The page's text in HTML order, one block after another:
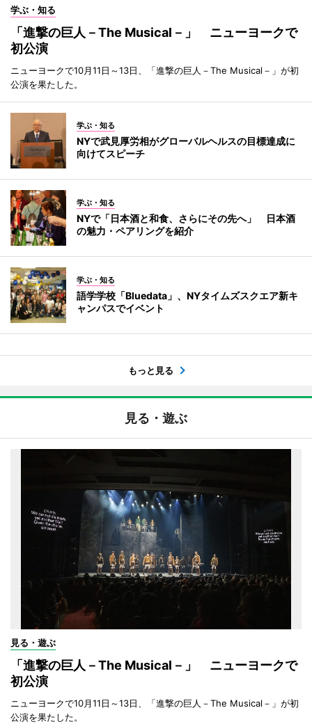
学ぶ・知る
「進撃の巨人－The Musical－」 ニューヨークで
初公演
ニューヨークで10月11日～13日、「進撃の巨人－The Musical－」が初
公演を果たした。
学ぶ・知る
NYで武見厚労相がグローバルヘルスの目標達成に
向けてスピーチ
学ぶ・知る
NYで「日本酒と和食、さらにその先へ」 日本酒
の魅力・ペアリングを紹介
学ぶ・知る
語学学校「Bluedata」、NYタイムズスクエア新キ
ャンパスでイベント
もっと見る
見る・遊ぶ
見る・遊ぶ
「進撃の巨人－The Musical－」 ニューヨークで
初公演
ニューヨークで10月11日～13日、「進撃の巨人－The Musical－」が初
公演を果たした。